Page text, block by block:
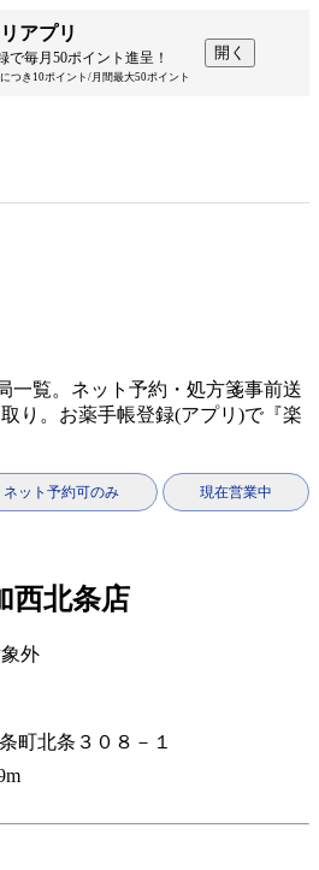
アプリ
で毎月50ポイント進呈！
つき10ポイント/月間最大50ポイント
開く
一覧。ネット予約・処方箋事前送
り。お薬手帳登録(アプリ)で『楽
ネット予約可のみ 現在営業中
西北条店
外
町北条３０８－１